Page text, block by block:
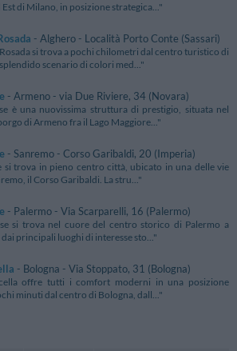
Est di Milano, in posizione strategica..."
- Alghero - Località Porto Conte (Sassari)
si trova a pochi chilometri dal centro turistico di
scenario di colori med..."
- Armeno - via Due Riviere, 34 (Novara)
è una nuovissima struttura di prestigio, situata nel
di Armeno fra il Lago Maggiore..."
- Sanremo - Corso Garibaldi, 20 (Imperia)
si trova in pieno centro città, ubicato in una delle vie
il Corso Garibaldi. La stru..."
- Palermo - Via Scarparelli, 16 (Palermo)
si trova nel cuore del centro storico di Palermo a
principali luoghi di interesse sto..."
- Bologna - Via Stoppato, 31 (Bologna)
offre tutti i comfort moderni in una posizione
minuti dal centro di Bologna, dall..."